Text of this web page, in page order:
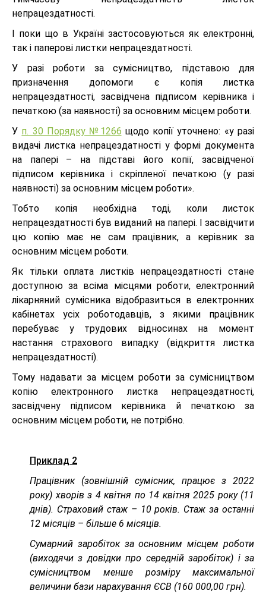
непрацездатності.
І поки що в Україні застосовуються як електронні,
так і паперові листки непрацездатності.
У разі роботи за сумісництво, підставою для
призначення допомоги є копія листка
непрацездатності, засвідчена підписом керівника і
печаткою (за наявності) за основним місцем роботи.
У п. 30 Порядку №1266 щодо копії уточнено: «у разі
видачі листка непрацездатності у формі документа
на папері – на підставі його копії, засвідченої
підписом керівника і скріпленої печаткою (у разі
наявності) за основним місцем роботи».
Тобто копія необхідна тоді, коли листок
непрацездатності був виданий на папері. І засвідчити
цю копію має не сам працівник, а керівник за
основним місцем роботи.
Як тільки оплата листків непрацездатності стане
доступною за всіма місцями роботи, електронний
лікарняний сумісника відобразиться в електронних
кабінетах усіх роботодавців, з якими працівник
перебуває у трудових відносинах на момент
настання страхового випадку (відкриття листка
непрацездатності).
Тому надавати за місцем роботи за сумісництвом
копію електронного листка непрацездатності,
засвідчену підписом керівника й печаткою за
основним місцем роботи, не потрібно.
Приклад 2
Працівник (зовнішній сумісник, працює з 2022
року) хворів з 4 квітня по 14 квітня 2025 року (11
днів). Страховий стаж – 10 років. Стаж за останні
12 місяців – більше 6 місяців.
Сумарний заробіток за основним місцем роботи
(виходячи з довідки про середній заробіток) і за
сумісництвом менше розміру максимальної
величини бази нарахування ЄСВ (160 000,00 грн).